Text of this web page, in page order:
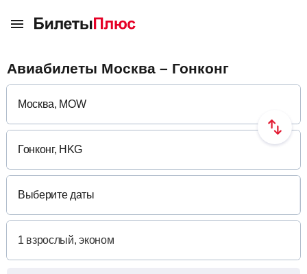
Авиабилеты Москва – Гонконг
Выберите даты